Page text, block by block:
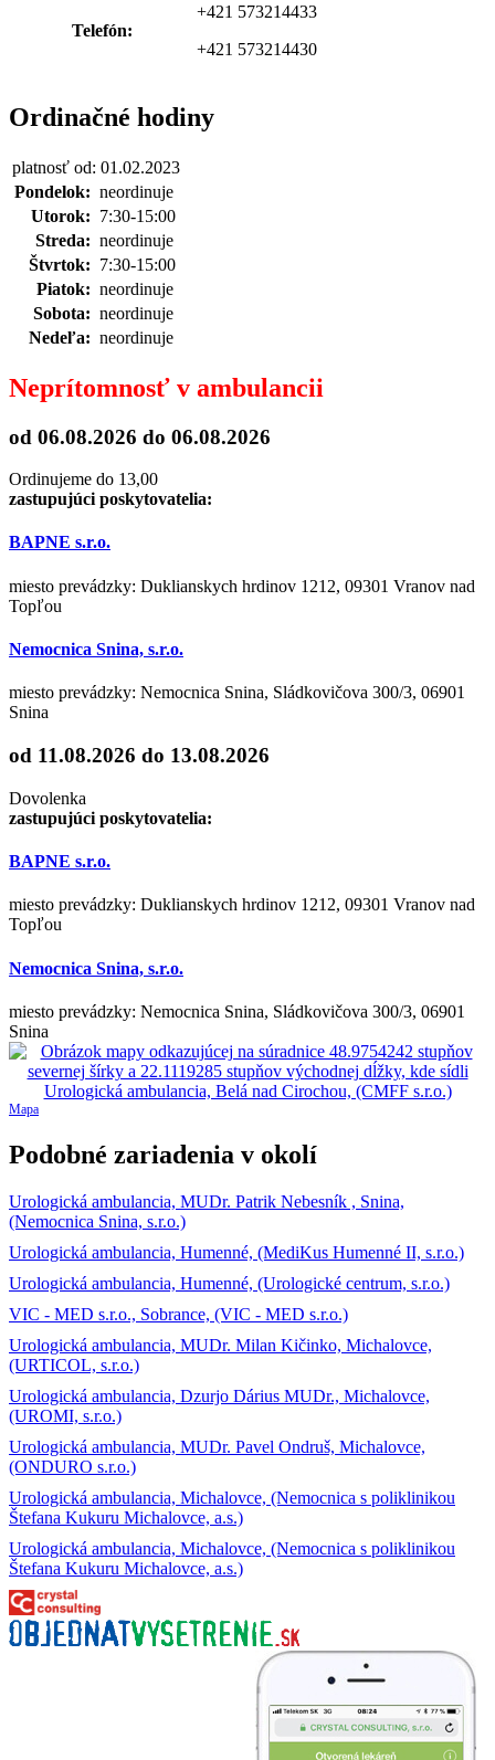
Telefón:
+421 573214433
+421 573214430
Ordinačné hodiny
platnosť od: 01.02.2023
Pondelok: neordinuje
Utorok: 7:30-15:00
Streda: neordinuje
Štvrtok: 7:30-15:00
Piatok: neordinuje
Sobota: neordinuje
Nedeľa: neordinuje
Neprítomnosť v ambulancii
od 06.08.2026 do 06.08.2026
Ordinujeme do 13,00
zastupujúci poskytovatelia:
BAPNE s.r.o.
miesto prevádzky: Duklianskych hrdinov 1212, 09301 Vranov nad
Topľou
Nemocnica Snina, s.r.o.
miesto prevádzky: Nemocnica Snina, Sládkovičova 300/3, 06901
Snina
od 11.08.2026 do 13.08.2026
Dovolenka
zastupujúci poskytovatelia:
BAPNE s.r.o.
miesto prevádzky: Duklianskych hrdinov 1212, 09301 Vranov nad
Topľou
Nemocnica Snina, s.r.o.
miesto prevádzky: Nemocnica Snina, Sládkovičova 300/3, 06901
Snina
Mapa
Podobné zariadenia v okolí
Urologická ambulancia, MUDr. Patrik Nebesník , Snina,
(Nemocnica Snina, s.r.o.)
Urologická ambulancia, Humenné, (MediKus Humenné II, s.r.o.)
Urologická ambulancia, Humenné, (Urologické centrum, s.r.o.)
VIC - MED s.r.o., Sobrance, (VIC - MED s.r.o.)
Urologická ambulancia, MUDr. Milan Kičinko, Michalovce,
(URTICOL, s.r.o.)
Urologická ambulancia, Dzurjo Dárius MUDr., Michalovce,
(UROMI, s.r.o.)
Urologická ambulancia, MUDr. Pavel Ondruš, Michalovce,
(ONDURO s.r.o.)
Urologická ambulancia, Michalovce, (Nemocnica s poliklinikou
Štefana Kukuru Michalovce, a.s.)
Urologická ambulancia, Michalovce, (Nemocnica s poliklinikou
Štefana Kukuru Michalovce, a.s.)